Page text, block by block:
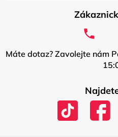
Máte dotaz? Zavolejte nám